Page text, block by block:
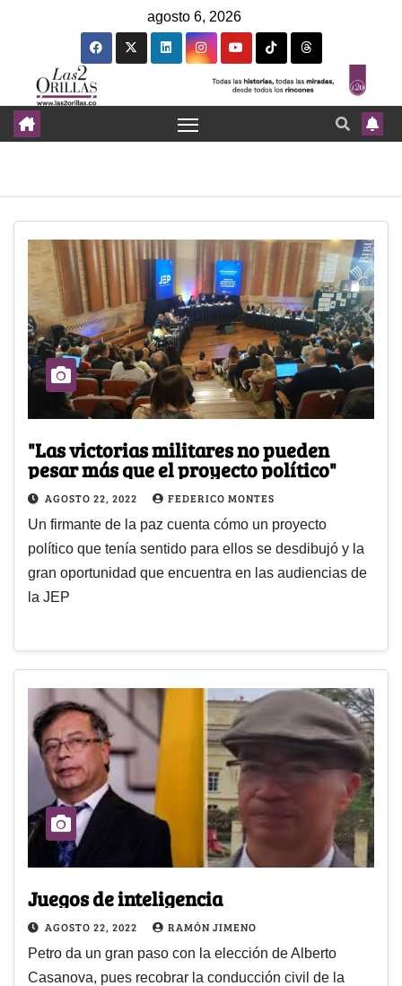
agosto 6, 2026
"Las victorias militares no pueden
pesar más que el proyecto político"
AGOSTO 22, 2022 FEDERICO MONTES
Un firmante de la paz cuenta cómo un proyecto
político que tenía sentido para ellos se desdibujó y la
gran oportunidad que encuentra en las audiencias de
la JEP
Juegos de inteligencia
AGOSTO 22, 2022 RAMÓN JIMENO
Petro da un gran paso con la elección de Alberto
Casanova, pues recobrar la conducción civil de la